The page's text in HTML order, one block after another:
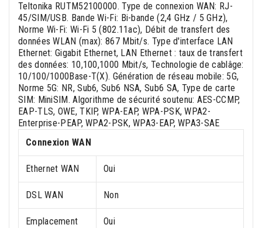
Teltonika RUTM52100000. Type de connexion WAN: RJ-
45/SIM/USB. Bande Wi-Fi: Bi-bande (2,4 GHz / 5 GHz),
Norme Wi-Fi: Wi-Fi 5 (802.11ac), Débit de transfert des
données WLAN (max): 867 Mbit/s. Type d'interface LAN
Ethernet: Gigabit Ethernet, LAN Ethernet : taux de transfert
des données: 10,100,1000 Mbit/s, Technologie de cablâge:
10/100/1000Base-T(X). Génération de réseau mobile: 5G,
Norme 5G: NR, Sub6, Sub6 NSA, Sub6 SA, Type de carte
SIM: MiniSIM. Algorithme de sécurité soutenu: AES-CCMP,
EAP-TLS, OWE, TKIP, WPA-EAP, WPA-PSK, WPA2-
Enterprise-PEAP, WPA2-PSK, WPA3-EAP, WPA3-SAE
Connexion WAN
Ethernet WAN Oui
DSL WAN Non
Emplacement
Oui